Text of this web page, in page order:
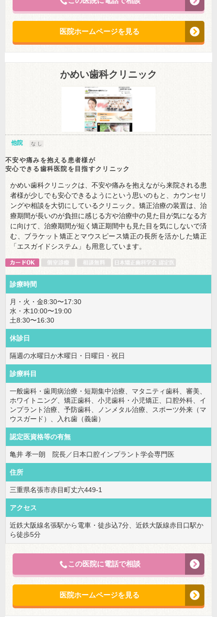
医院ホームページを見る
かめい歯科クリニック
他院 な し
不安や痛みを抱える患者様が
安心できる歯科医院を目指すクリニック
かめい歯科クリニックは、不安や痛みを抱えながら来院される患
者様が少しでも安心できるようにという思いのもと、カウンセリ
ングや相談を大切にしているクリニック。矯正治療の装置は、治
療期間が長いのが負担に感じる方や治療中の見た目が気になる方
に向けて、治療期間が短く矯正期間中も見た目を気にしないで済
む、ブラケット矯正とマウスピース矯正の長所を活かした矯正
「エスガイドシステム」も用意しています。
診療時間
月・火・金8:30〜17:30
水・木10:00〜19:00
土8:30〜16:30
休診日
隔週の水曜日か木曜日・日曜日・祝日
診療科目
一般歯科・歯周病治療・短期集中治療、マタニティ歯科、審美、
ホワイトニング、矯正歯科、小児歯科・小児矯正、口腔外科、イ
ンプラント治療、予防歯科、ノンメタル治療、スポーツ外来（マ
ウスガード）、入れ歯（義歯）
認定医資格等の有無
亀井 孝一朗 院長／日本口腔インプラント学会専門医
住所
三重県名張市赤目町丈六449-1
アクセス
近鉄大阪線名張駅から電車・徒歩込7分、近鉄大阪線赤目口駅か
ら徒歩5分
この医院に電話で相談
医院ホームページを見る